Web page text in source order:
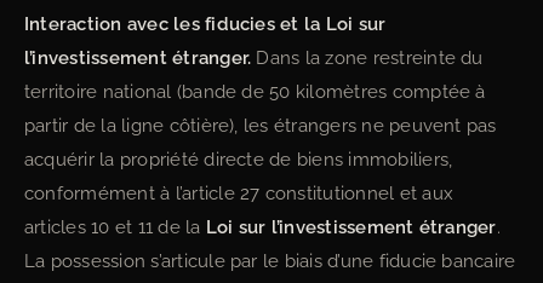
Interaction avec les fiducies et la Loi sur
l’investissement étranger. Dans la zone restreinte du
territoire national (bande de 50 kilomètres comptée à
partir de la ligne côtière), les étrangers ne peuvent pas
acquérir la propriété directe de biens immobiliers,
conformément à l’article 27 constitutionnel et aux
articles 10 et 11 de la Loi sur l’investissement étranger.
La possession s’articule par le biais d’une fiducie bancaire